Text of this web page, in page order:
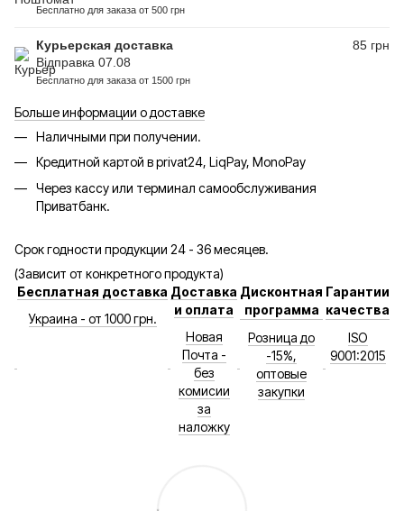
Бесплатно для заказа от 500 грн
Курьерская доставка
Відправка 07.08
Бесплатно для заказа от 1500 грн
85 грн
Больше информации о доставке
Наличными при получении.
Кредитной картой в privat24, LiqPay, MonoPay
Через кассу или терминал самообслуживания
Приватбанк.
Срок годности продукции 24 - 36 месяцев.
(Зависит от конкретного продукта)
Бесплатная доставка
Украина - от 1000 грн.
Доставка
и оплата
Новая
Почта -
без
комисии
за
наложку
Дисконтная
программа
Розница до
-15%,
оптовые
закупки
Гарантии
качества
ISO
9001:2015